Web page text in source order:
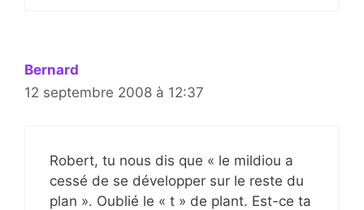
Bernard
12 septembre 2008 à 12:37
Robert, tu nous dis que « le mildiou a
cessé de se développer sur le reste du
plan ». Oublié le « t » de plant. Est-ce ta